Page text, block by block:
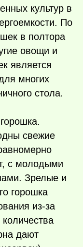
культур в
По
в полтора
овощи и
является
многих
стола.
свежие
с молодыми
Зрелые и
горошка
из-за
дают